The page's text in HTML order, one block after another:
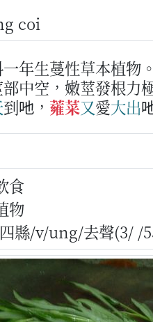
coi
年生蔓性草本植物
中空，嫩莖發根力
到吔， 蕹菜又愛大出
食
物
縣/v/ung/去聲(3/ /